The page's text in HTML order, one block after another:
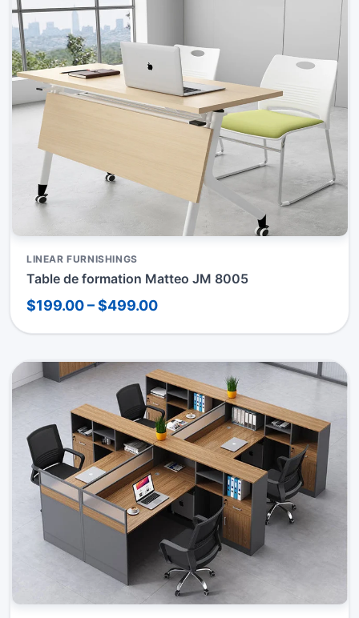
LINEAR FURNISHINGS
Table de formation Matteo JM 8005
$199.00 – $499.00